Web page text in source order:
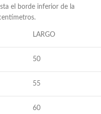
el borde inferior de la
LARGO
50
55
60